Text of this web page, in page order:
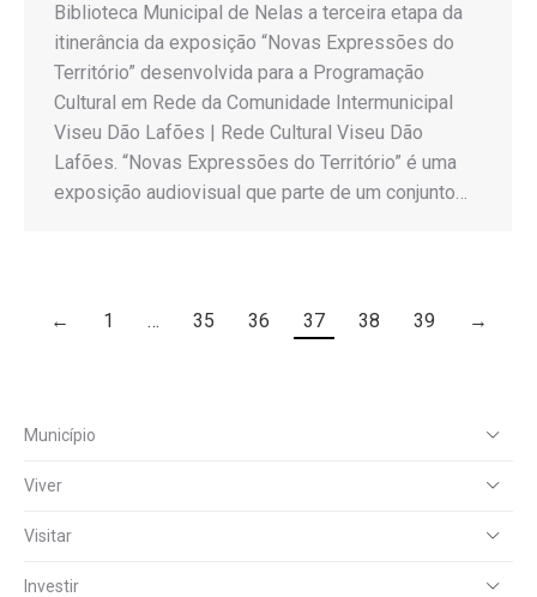
Biblioteca Municipal de Nelas a terceira etapa da
itinerância da exposição “Novas Expressões do
Território” desenvolvida para a Programação
Cultural em Rede da Comunidade Intermunicipal
Viseu Dão Lafões | Rede Cultural Viseu Dão
Lafões. “Novas Expressões do Território” é uma
exposição audiovisual que parte de um conjunto…
← 1 … 35 36 37 38 39 →
Município
Viver
Visitar
Investir